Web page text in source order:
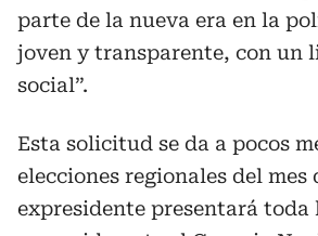
parte de la nueva era en la
joven y transparente, con un
social”.
Esta solicitud se da a pocos
elecciones regionales del mes
expresidente presentará toda